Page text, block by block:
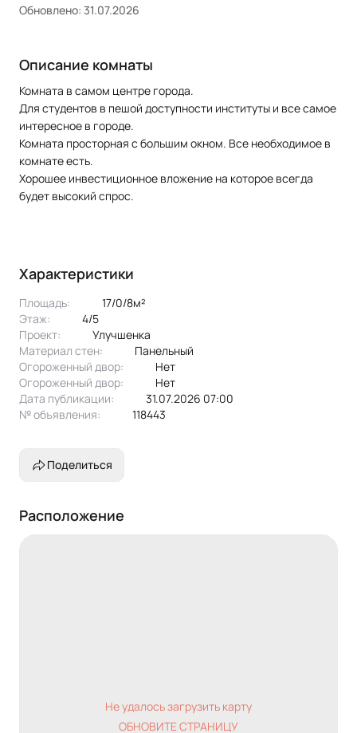
Обновлено: 31.07.2026
Описание комнаты
Комната в самом центре города.
Для студентов в пешой доступности институты и все самое
интересное в городе.
Комната просторная с большим окном. Все необходимое в
комнате есть.
Хорошее инвестиционное вложение на которое всегда
будет высокий спрос.
Характеристики
Площадь:
17/0/8м²
Этаж:
4/5
Проект:
улучшенка
Материал стен:
Панельный
Огороженный двор:
Нет
Огороженный двор:
Нет
Дата публикации:
31.07.2026 07:00
№ объявления:
118443
Поделиться
Расположение
Не удалось загрузить карту
ОБНОВИТЕ СТРАНИЦУ